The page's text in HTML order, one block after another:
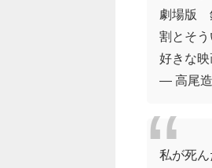
劇場版
割とそう
好きな映
— 高尾
私が死